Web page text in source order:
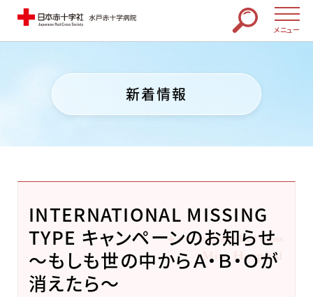
メニュー
新着情報
INTERNATIONAL MISSING
TYPE キャンペーンのお知らせ
～もしも世の中からＡ・Ｂ・Ｏが
消えたら～